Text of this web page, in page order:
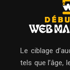
Le ciblage
tels que l’âge,